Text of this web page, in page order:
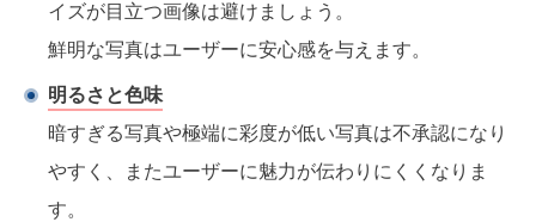
イズが目立つ画像は避けましょう。
鮮明な写真はユーザーに安心感を与えます。
明るさと色味
暗すぎる写真や極端に彩度が低い写真は不承認になり
やすく、またユーザーに魅力が伝わりにくくなりま
す。